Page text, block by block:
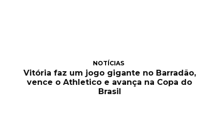
NOTÍCIAS
Vitória faz um jogo gigante no Barradão,
vence o Athletico e avança na Copa do
Brasil